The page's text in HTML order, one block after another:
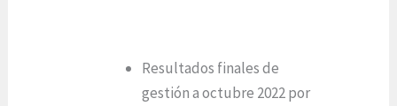
Resultados finales de
gestión a octubre 2022 por